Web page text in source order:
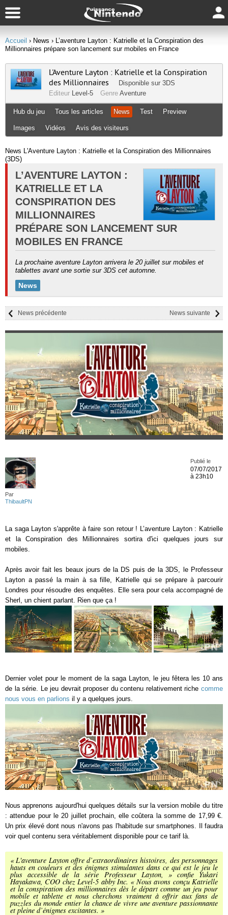
Accueil › News › L’aventure Layton : Katrielle et la Conspiration des
Millionnaires prépare son lancement sur mobiles en France
L'Aventure Layton : Katrielle et la Conspiration
des Millionnaires
Disponible sur 3DS
Editeur Level-5 Genre Aventure
Hub du jeu Tous les articles News Test Preview
Images Vidéos Avis des visiteurs
News L'Aventure Layton : Katrielle et la Conspiration des Millionnaires
(3DS)
L’AVENTURE LAYTON :
KATRIELLE ET LA
CONSPIRATION DES
MILLIONNAIRES
PRÉPARE SON LANCEMENT SUR
MOBILES EN FRANCE
La prochaine aventure Layton arrivera le 20 juillet sur mobiles et
tablettes avant une sortie sur 3DS cet automne.
News
News suivante
News précédente
Par
ThibaultPN
Publié le
07/07/2017
à 23h10
La saga Layton s'apprête à faire son retour ! L’aventure Layton : Katrielle
et la Conspiration des Millionnaires sortira d'ici quelques jours sur
mobiles.
Après avoir fait les beaux jours de la DS puis de la 3DS, le Professeur
Layton a passé la main à sa fille, Katrielle qui se prépare à parcourir
Londres pour résoudre des enquêtes. Elle sera pour cela accompagné de
Sherl, un chient parlant. Rien que ça !
Dernier volet pour le moment de la saga Layton, le jeu fêtera les 10 ans
de la série. Le jeu devrait proposer du contenu relativement riche comme
nous vous en parlions il y a quelques jours.
Nous apprenons aujourd'hui quelques détails sur la version mobile du titre
: attendue pour le 20 juillet prochain, elle coûtera la somme de 17,99 €.
Un prix élevé dont nous n'avons pas l'habitude sur smartphones. Il faudra
voir quel contenu sera véritablement disponible pour ce tarif là.
« L'aventure Layton offre d’extraordinaires histoires, des personnages
hauts en couleurs et des énigmes stimulantes dans ce qui est le jeu le
plus accessible de la série Professeur Layton, » confie Yukari
Hayakawa, COO chez Level-5 abby Inc. « Nous avons conçu Katrielle
et la conspiration des millionnaires dès le départ comme un jeu pour
mobile et tablette et nous cherchons vraiment à offrir aux fans de
puzzles du monde entier la chance de vivre une aventure passionnante
et pleine d’énigmes excitantes. »